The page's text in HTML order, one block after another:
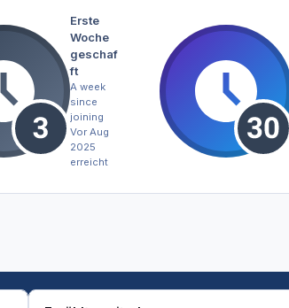
Erste
Woche
geschaf
ft
A week
since
joining
Vor Aug
2025
erreicht